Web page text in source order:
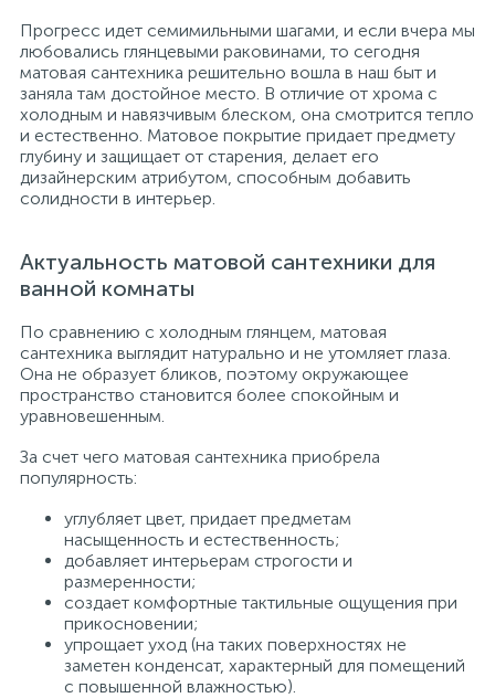
Прогресс идет семимильными шагами, и если вчера мы
любовались глянцевыми раковинами, то сегодня
матовая сантехника решительно вошла в наш быт и
заняла там достойное место. В отличие от хрома с
холодным и навязчивым блеском, она смотрится тепло
и естественно. Матовое покрытие придает предмету
глубину и защищает от старения, делает его
дизайнерским атрибутом, способным добавить
солидности в интерьер.
Актуальность матовой сантехники для
ванной комнаты
По сравнению с холодным глянцем, матовая
сантехника выглядит натурально и не утомляет глаза.
Она не образует бликов, поэтому окружающее
пространство становится более спокойным и
уравновешенным.
За счет чего матовая сантехника приобрела
популярность:
углубляет цвет, придает предметам
насыщенность и естественность;
добавляет интерьерам строгости и
размеренности;
создает комфортные тактильные ощущения при
прикосновении;
упрощает уход (на таких поверхностях не
заметен конденсат, характерный для помещений
с повышенной влажностью).